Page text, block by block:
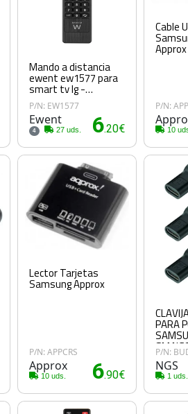
Mando a distancia
ewent ew1577 para
smart tv lg -
samsung - sony -
hisense - tcl
P/N: EW1577
Ewent
4 27 uds. 6.20€
Cable
Approx
P/N:
10
Lector Tarjetas
Samsung Approx
P/N: APPCRS
Approx
10 uds. 6.90€
PARA
SM
P/N:
NGS
1 uds.